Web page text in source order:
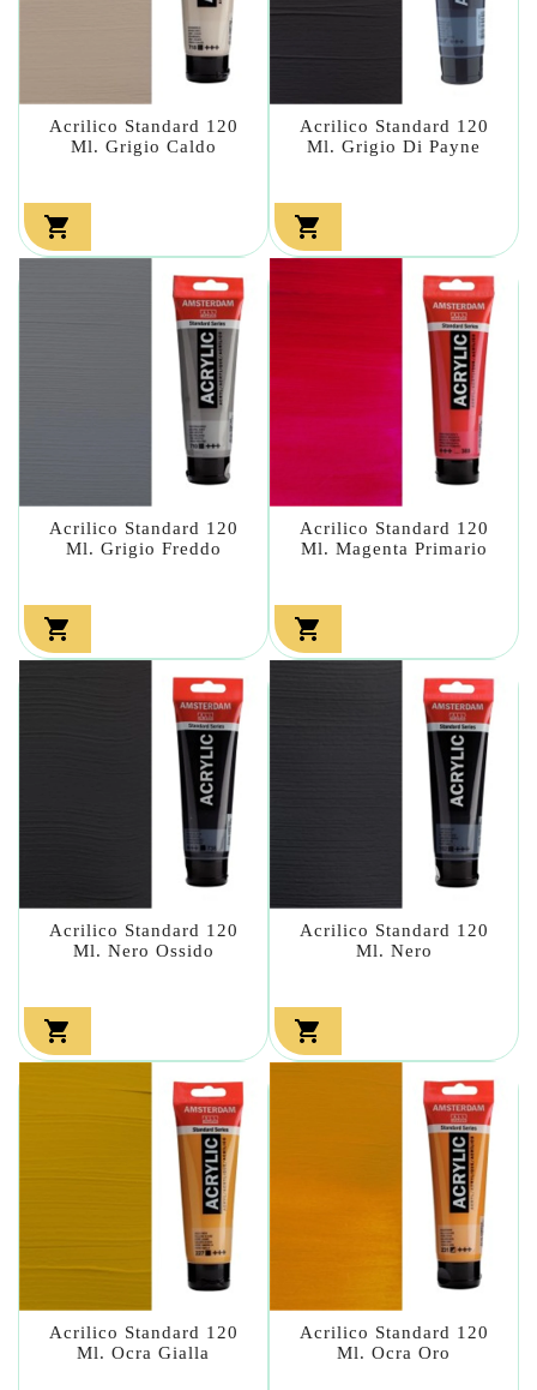
Acrilico Standard 120
Ml. Grigio Caldo

Acrilico Standard 120
Ml. Grigio Di Payne

Acrilico Standard 120
Ml. Grigio Freddo

Acrilico Standard 120
Ml. Magenta Primario

Acrilico Standard 120
Ml. Nero Ossido

Acrilico Standard 120
Ml. Nero

Acrilico Standard 120
Ml. Ocra Gialla
Acrilico Standard 120
Ml. Ocra Oro